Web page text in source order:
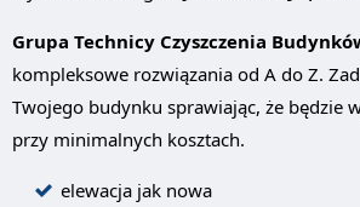
Grupa Technicy Czyszczenia
kompleksowe rozwiązania od A do Z.
Twojego budynku sprawiając, że będzie
przy minimalnych kosztach.
elewacja jak nowa